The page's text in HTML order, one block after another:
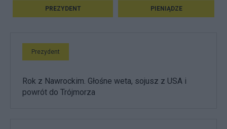
PREZYDENT PIENIĄDZE
Prezydent
Rok z Nawrockim. Głośne weta, sojusz z USA i
powrót do Trójmorza